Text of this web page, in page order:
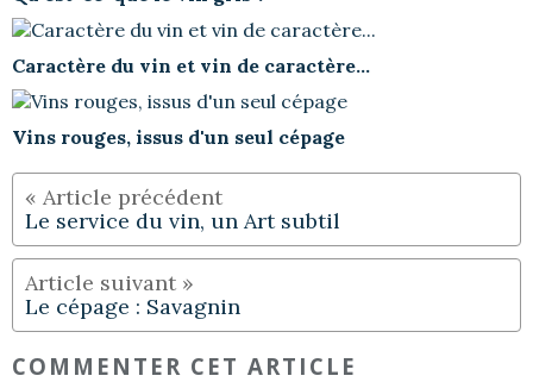
Caractère du vin et vin de caractère...
Vins rouges, issus d'un seul cépage
Le service du vin, un Art subtil
Le cépage : Savagnin
COMMENTER CET ARTICLE